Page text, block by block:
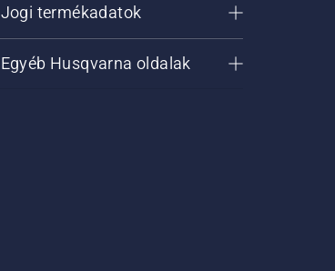
Jogi termékadatok
Egyéb Husqvarna oldalak